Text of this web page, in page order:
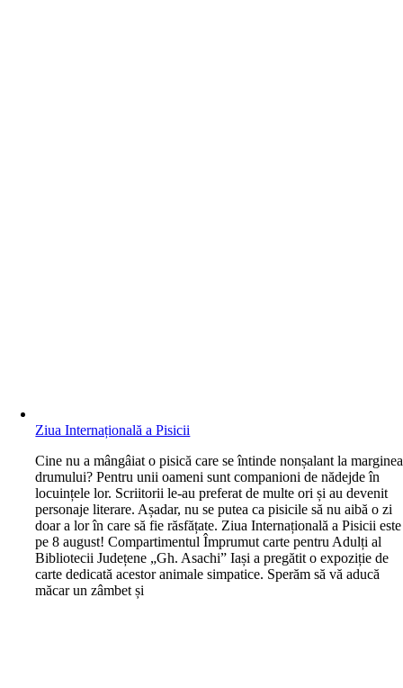
Ziua Internațională a Pisicii
Cine nu a mângâiat o pisică care se întinde nonșalant la marginea
drumului? Pentru unii oameni sunt companioni de nădejde în
locuințele lor. Scriitorii le-au preferat de multe ori și au devenit
personaje literare. Așadar, nu se putea ca pisicile să nu aibă o zi
doar a lor în care să fie răsfățate. Ziua Internațională a Pisicii este
pe 8 august! Compartimentul Împrumut carte pentru Adulți al
Bibliotecii Județene „Gh. Asachi” Iași a pregătit o expoziție de
carte dedicată acestor animale simpatice. Sperăm să vă aducă
măcar un zâmbet și